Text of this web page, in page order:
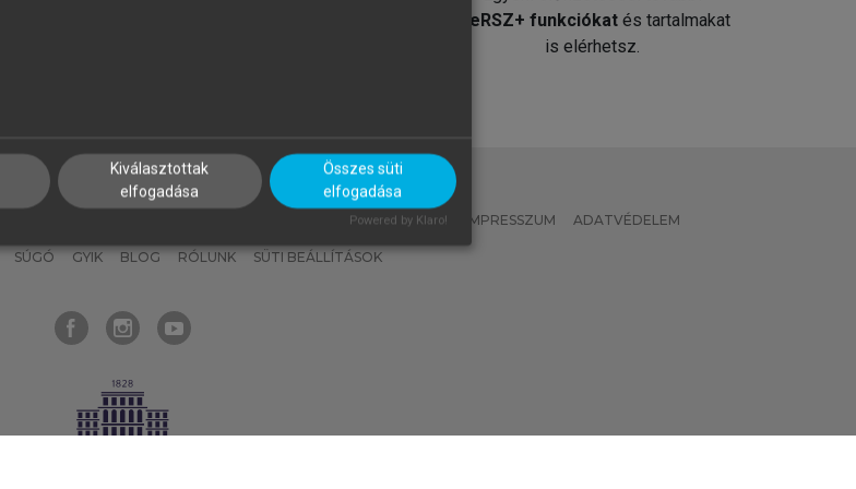
MeRSZ+ funkciókat és tartalmakat
is elérhetsz.
MI – ÁLTALÁNOS IRÁNYELVEK IMPRESSZUM ADATVÉDELEM
SÚGÓ GYIK BLOG RÓLUNK SÜTI BEÁLLÍTÁSOK
Kiválasztottak
elfogadása
Összes süti
elfogadása
Powered by Klaro!